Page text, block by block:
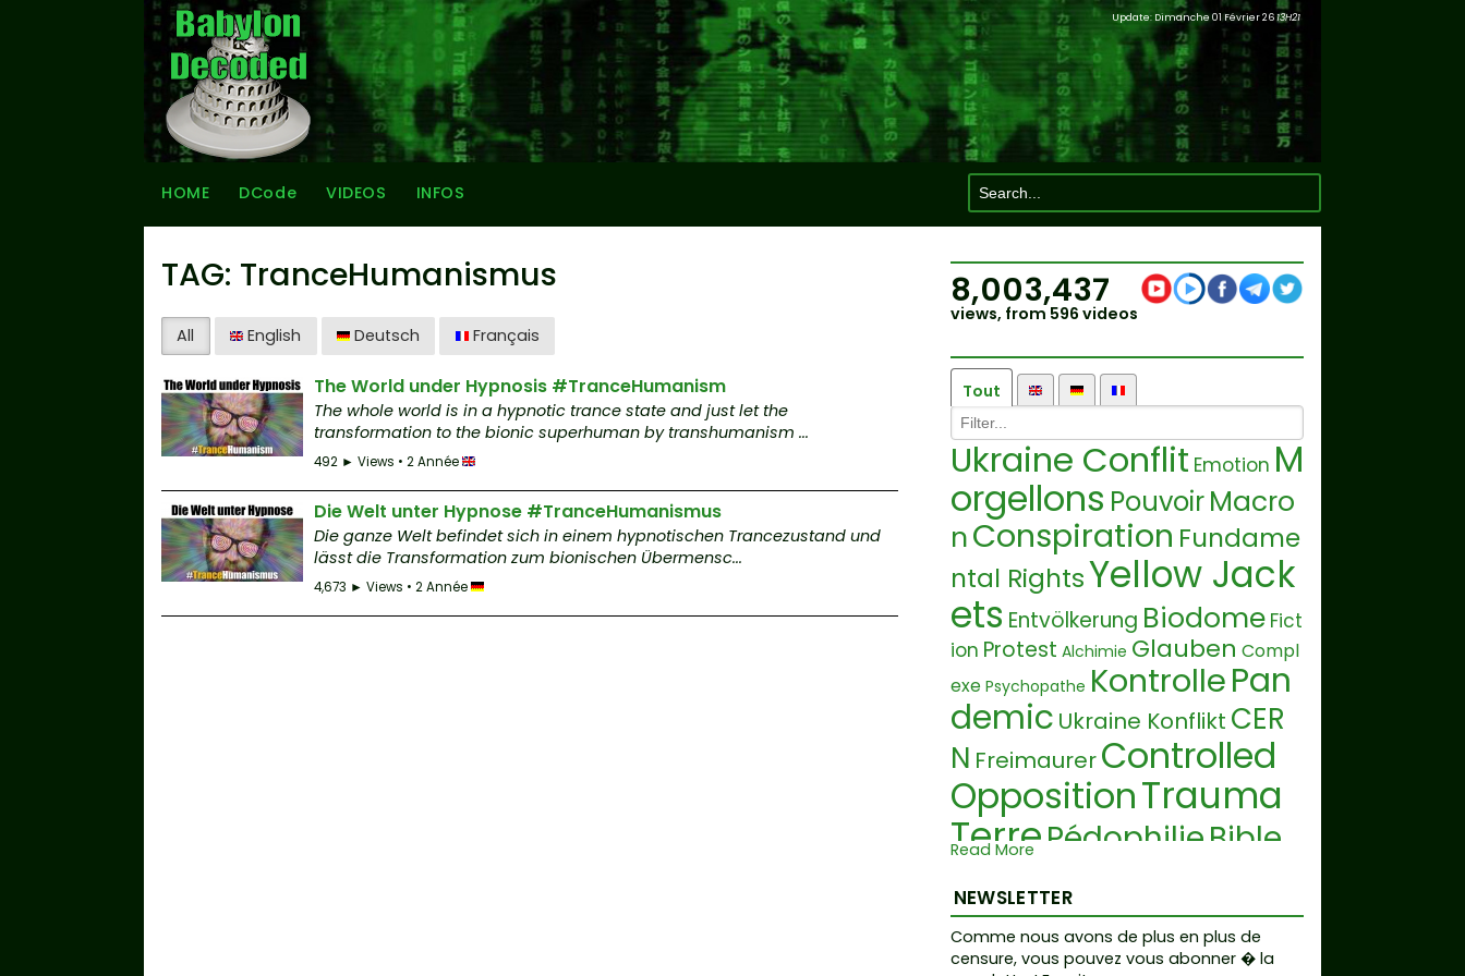
Update: Dimanche 01 Février 2613H21
HOME DCode VIDEOS INFOS
TAG: TranceHumanismus
All English Deutsch Français
The World under Hypnosis #TranceHumanism
The whole world is in a hypnotic trance state and just let the
transformation to the bionic superhuman by transhumanism ...
492 ► Views • 2 Année
Die Welt unter Hypnose #TranceHumanismus
Die ganze Welt befindet sich in einem hypnotischen Trancezustand und
lässt die Transformation zum bionischen Übermensc...
4,673 ► Views • 2 Année
8,003,437
views, from 596 videos
Tout
Ukraine Conflit Emotion M
orgellons PouvoirMacro
nConspiration Fundame
ntal RightsYellow Jack
ets Entvölkerung Biodome Fict
ion Protest Alchimie Glauben Compl
exe Psychopathe KontrollePan
demic Ukraine Konflikt CER
N FreimaurerControlled
OppositionTrauma
TerrePédophilieBible
mEducationGeoengi
neering MagieScientismus
Read More
NEWSLETTER
Comme nous avons de plus en plus de
censure, vous pouvez vous abonner � la